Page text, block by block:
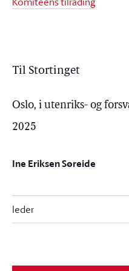
Til Stortinget
Oslo, i utenriks- og
2025
Ine Eriksen Søreide
leder